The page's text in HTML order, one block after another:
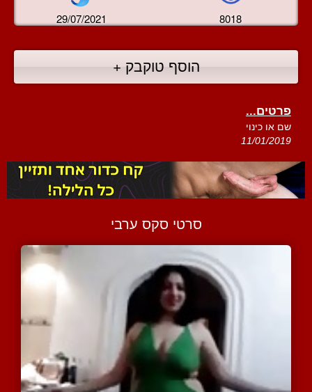
29/07/2021 8018
הוסף טוקבק +
פרטים...
שם או כינוי
11/01/2019
סרטי סקס ערבי